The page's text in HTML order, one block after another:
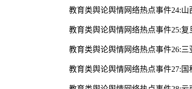
教育类舆论舆情网络热点事件24:
教育类舆论舆情网络热点事件25:
教育类舆论舆情网络热点事件26:
教育类舆论舆情网络热点事件27: